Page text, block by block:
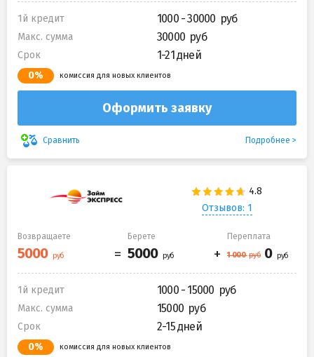
1й кредит 1000 - 30000
Макс. сумма 30000
Срок 1-21 дней
0% комиссия для новых клиентов
Оформить заявку
Сравнить Подробнее
Отзывов: 1
Возвращаете Берете Переплата
1й кредит 1000 - 15000
Макс. сумма 15000
Срок 2-15 дней
0% комиссия для новых клиентов